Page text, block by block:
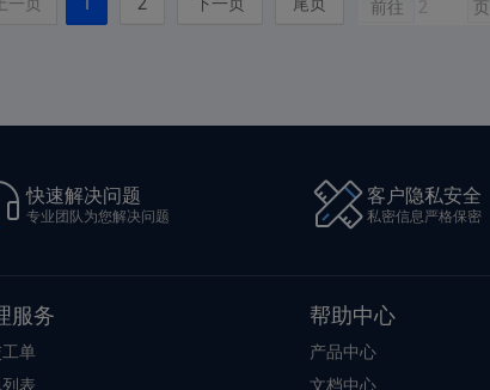
前往 页
快速解决问题
专业团队为您解决问题
客户隐私安全
私密信息严格保密
服务
单
表
帮助中心
产品中心
文档中心